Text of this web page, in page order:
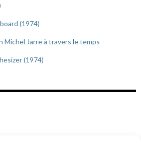
(1974)
Michel Jarre à travers le temps
(1974)